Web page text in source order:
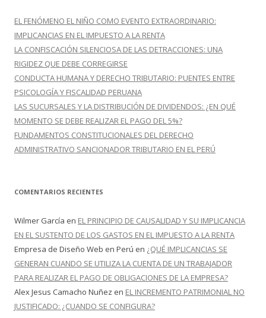
r
:
EL FENÓMENO EL NIÑO COMO EVENTO EXTRAORDINARIO:
IMPLICANCIAS EN EL IMPUESTO A LA RENTA
LA CONFISCACIÓN SILENCIOSA DE LAS DETRACCIONES: UNA
RIGIDEZ QUE DEBE CORREGIRSE
CONDUCTA HUMANA Y DERECHO TRIBUTARIO: PUENTES ENTRE
PSICOLOGÍA Y FISCALIDAD PERUANA
LAS SUCURSALES Y LA DISTRIBUCIÓN DE DIVIDENDOS: ¿EN QUÉ
MOMENTO SE DEBE REALIZAR EL PAGO DEL 5%?
FUNDAMENTOS CONSTITUCIONALES DEL DERECHO
ADMINISTRATIVO SANCIONADOR TRIBUTARIO EN EL PERÚ
COMENTARIOS RECIENTES
Wilmer García en EL PRINCIPIO DE CAUSALIDAD Y SU IMPLICANCIA
EN EL SUSTENTO DE LOS GASTOS EN EL IMPUESTO A LA RENTA
Empresa de Diseño Web en Perú en ¿QUÉ IMPLICANCIAS SE
GENERAN CUANDO SE UTILIZA LA CUENTA DE UN TRABAJADOR
PARA REALIZAR EL PAGO DE OBLIGACIONES DE LA EMPRESA?
Alex Jesus Camacho Nuñez en EL INCREMENTO PATRIMONIAL NO
JUSTIFICADO: ¿CUANDO SE CONFIGURA?